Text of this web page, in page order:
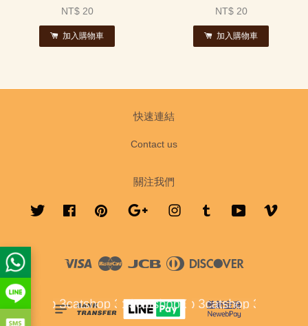
NT$ 20
加入購物車
NT$ 20
加入購物車
快速連結
Contact us
關注我們
Twitter FacebookPinterest Google InstagramTumblr YouTube
Visa Master JCB
Diners